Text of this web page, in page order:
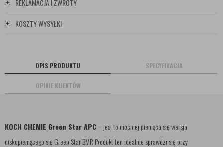
REKLAMACJA I ZWROTY
KOSZTY WYSYŁKI
OPIS PRODUKTU SPECYFIKACJA
OPINIE KLIENTÓW
KOCH CHEMIE Green Star APC– jest to mocniej pieniąca się wersja
niskopieniącego się Green Star BMP. Produkt ten idealnie sprawdzi się przy